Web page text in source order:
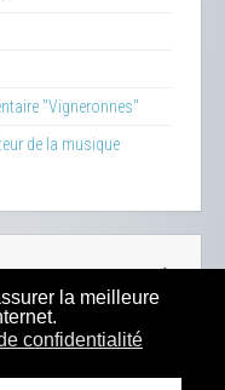
la meilleure
confidentialité
"Vigneronnes"
de la musique
Légales-Contacts